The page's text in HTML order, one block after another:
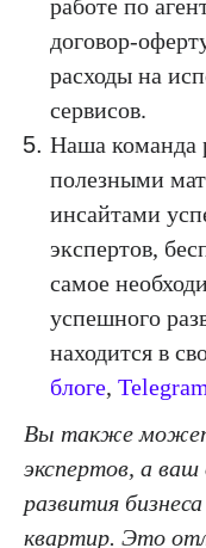
работе по
договор-
расходы на
сервисов.
Наша команда
полезными
инсайтами
экспертов,
самое
успешного
находится в
блоге,
Вы также
экспертов, а
развития
квартир. Это